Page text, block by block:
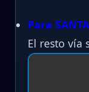
Para
El resto vía